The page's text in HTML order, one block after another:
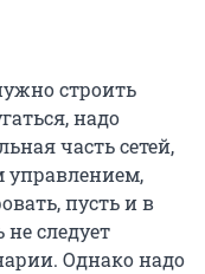
строить
надо
часть сетей,
пусть и в
следует
Однако надо